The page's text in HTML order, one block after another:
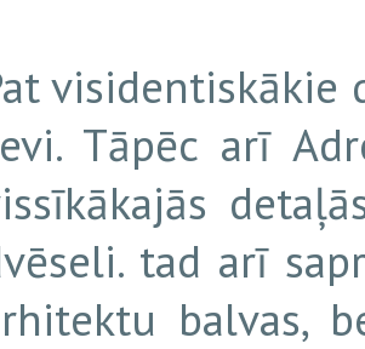
visidentiskākie
Tāpēc arī
tad arī
balvas,